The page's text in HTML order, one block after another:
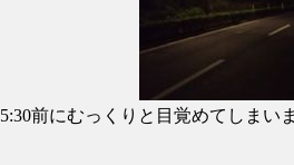
5:30前にむっくりと目覚めてしまい